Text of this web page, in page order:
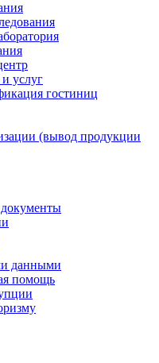
услуг
гостиниц
(вывод продукции
данными
помощь